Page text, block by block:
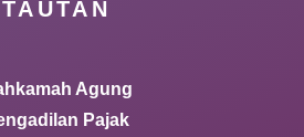
TAUTAN
Agung
Pajak